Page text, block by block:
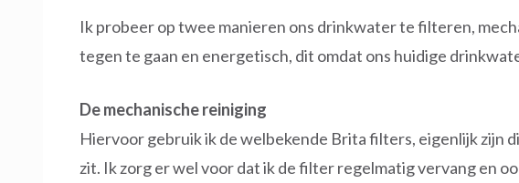
Ik probeer op twee manieren ons drinkwater te filteren,
tegen te gaan en energetisch, dit omdat ons huidige
De mechanische reiniging
Hiervoor gebruik ik de welbekende Brita filters, eigenlijk zijn
zit. Ik zorg er wel voor dat ik de filter regelmatig vervang en